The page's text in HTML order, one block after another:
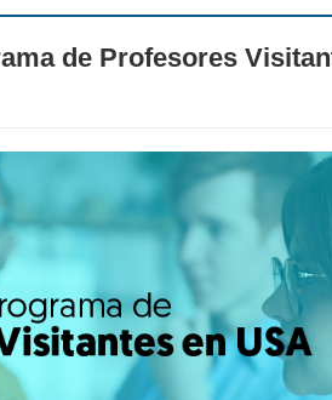
de Profesores